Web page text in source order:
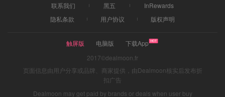
联系我们 黑五
InRewards
隐私条款
用户协议 版权声明
触屏版 电脑版
下载App
2017©dealmoon.fr
页面信息由用户分享或品牌、商家提供，由Dealmoon核实后发布折
扣广告
Dealmoon may get paid by brands or deals when user buy